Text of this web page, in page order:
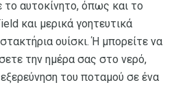
το αυτοκίνητο, όπως και το
και μερικά γοητευτικά
ουίσκι. Ή μπορείτε να
την ημέρα σας στο νερό,
του ποταμού σε ένα